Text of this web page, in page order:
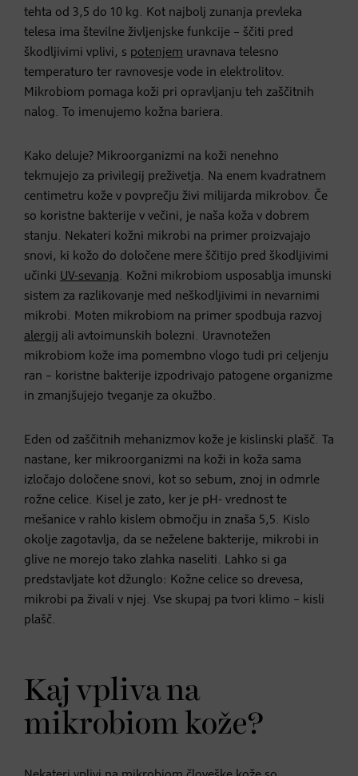
tehta od 3,5 do 10 kg. Kot najbolj zunanja prevleka
telesa ima številne življenjske funkcije – ščiti pred
škodljivimi vplivi, s potenjem uravnava telesno
temperaturo ter ravnovesje vode in elektrolitov.
Mikrobiom pomaga koži pri opravljanju teh zaščitnih
nalog. To imenujemo kožna bariera.
Kako deluje? Mikroorganizmi na koži nenehno
tekmujejo za privilegij preživetja. Na enem kvadratnem
centimetru kože v povprečju živi milijarda mikrobov. Če
so koristne bakterije v večini, je naša koža v dobrem
stanju. Nekateri kožni mikrobi na primer proizvajajo
snovi, ki kožo do določene mere ščitijo pred škodljivimi
učinki UV-sevanja. Kožni mikrobiom usposablja imunski
sistem za razlikovanje med neškodljivimi in nevarnimi
mikrobi. Moten mikrobiom na primer spodbuja razvoj
alergij ali avtoimunskih bolezni. Uravnotežen
mikrobiom kože ima pomembno vlogo tudi pri celjenju
ran – koristne bakterije izpodrivajo patogene organizme
in zmanjšujejo tveganje za okužbo.
Eden od zaščitnih mehanizmov kože je kislinski plašč. Ta
nastane, ker mikroorganizmi na koži in koža sama
izločajo določene snovi, kot so sebum, znoj in odmrle
rožne celice. Kisel je zato, ker je pH- vrednost te
mešanice v rahlo kislem območju in znaša 5,5. Kislo
okolje zagotavlja, da se neželene bakterije, mikrobi in
glive ne morejo tako zlahka naseliti. Lahko si ga
predstavljate kot džunglo: Kožne celice so drevesa,
mikrobi pa živali v njej. Vse skupaj pa tvori klimo – kisli
plašč.
Kaj vpliva na
mikrobiom kože?